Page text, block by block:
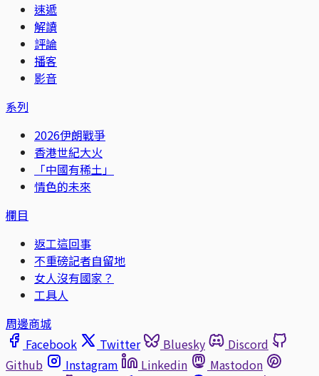
速遞
解讀
評論
播客
影音
系列
2026伊朗戰爭
香港世紀大火
「中國有稀土」
情色的未來
欄目
返工這回事
不重磅記者自留地
女人沒有國家？
工具人
周邊商城
Facebook
Twitter Bluesky
Discord
Github
Instagram Linkedin
Mastodon